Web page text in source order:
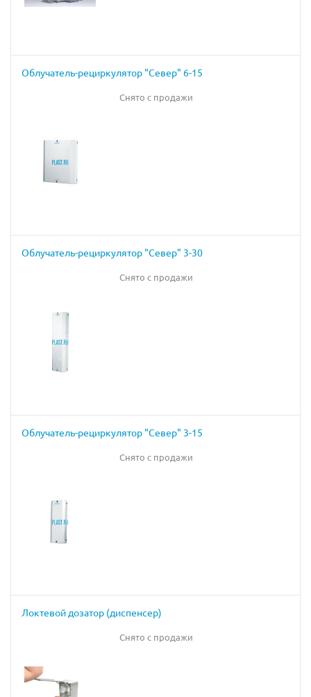
Облучатель-рециркулятор "Север" 6-15
Снято с продажи
Облучатель-рециркулятор "Север" 3-30
Снято с продажи
Облучатель-рециркулятор "Север" 3-15
Снято с продажи
Локтевой дозатор (диспенсер)
Снято с продажи